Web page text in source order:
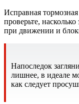
Исправная
проверьте,
при движении и
Напоследок
лишнее, в идеале
как следует